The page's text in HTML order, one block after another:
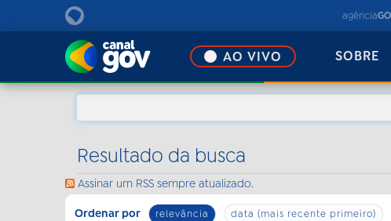
agência
AO VIVO SOBRE
Resultado da busca
Assinar um RSS sempre atualizado.
Ordenar por relevância data (mais recente primeiro)